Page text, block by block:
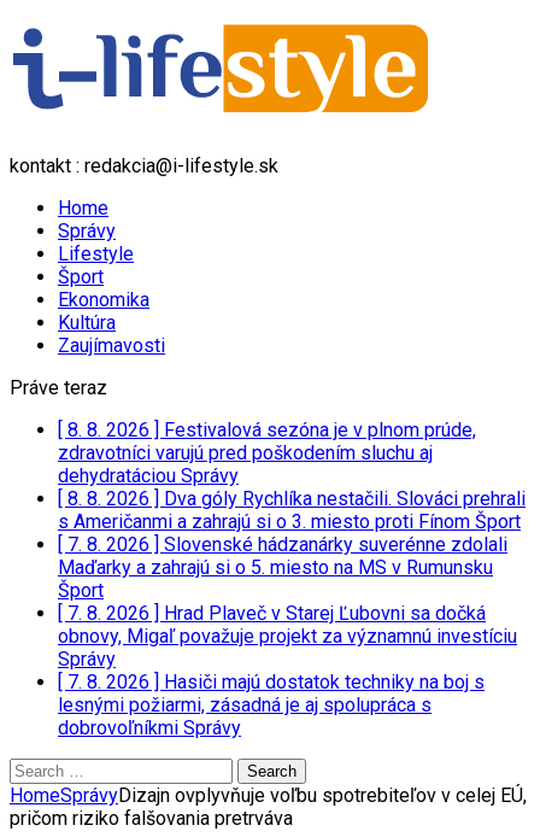
kontakt : redakcia@i-lifestyle.sk
Home
Správy
Lifestyle
Šport
Ekonomika
Kultúra
Zaujímavosti
Práve teraz
[ 8. 8. 2026 ] Festivalová sezóna je v plnom prúde,
zdravotníci varujú pred poškodením sluchu aj
dehydratáciou Správy
[ 8. 8. 2026 ] Dva góly Rychlíka nestačili. Slováci prehrali
s Američanmi a zahrajú si o 3. miesto proti Fínom Šport
[ 7. 8. 2026 ] Slovenské hádzanárky suverénne zdolali
Maďarky a zahrajú si o 5. miesto na MS v Rumunsku
Šport
[ 7. 8. 2026 ] Hrad Plaveč v Starej Ľubovni sa dočká
obnovy, Migaľ považuje projekt za významnú investíciu
Správy
[ 7. 8. 2026 ] Hasiči majú dostatok techniky na boj s
lesnými požiarmi, zásadná je aj spolupráca s
dobrovoľníkmi Správy
Search
for:
HomeSprávyDizajn ovplyvňuje voľbu spotrebiteľov v celej EÚ,
pričom riziko falšovania pretrváva